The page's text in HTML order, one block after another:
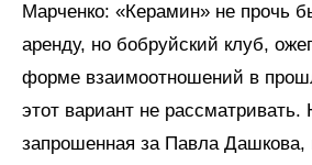
Марченко: «Керамин» не прочь
аренду, но бобруйский клуб,
форме взаимоотношений в
этот вариант не рассматривать.
запрошенная за Павла Дашкова,